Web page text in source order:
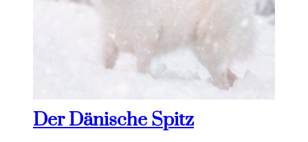
Der Dänische Spitz